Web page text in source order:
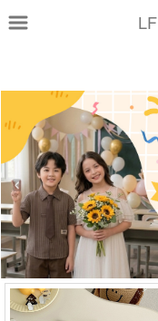
上架時間 銷售價格
樣式尺寸篩選
全部樣式 黑
咖啡
上衣+長褲
小汽車
全部尺寸 66